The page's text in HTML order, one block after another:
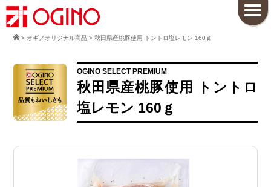
> オギノオリジナル商品 >秋田県産桃豚使用 トントロ塩レモン 160ｇ
OGINO SELECT PREMIUM
秋田県産桃豚使用 トントロ
塩レモン 160ｇ